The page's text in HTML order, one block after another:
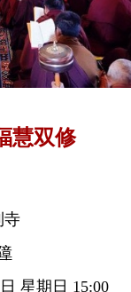
慧双修
寺
星期日 15:00